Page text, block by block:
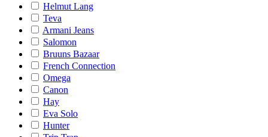
Helmut Lang
Teva
Armani Jeans
Salomon
Bruuns Bazaar
French Connection
Omega
Canon
Hay
Eva Solo
Hunter